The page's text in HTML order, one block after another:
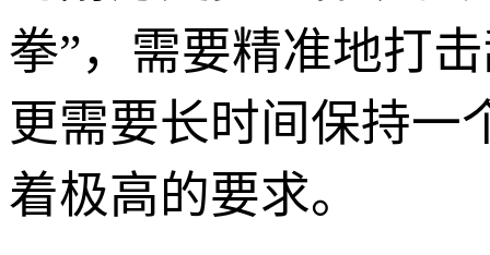
拳”，需要精准地打
更需要长时间保持一
着极高的要求。